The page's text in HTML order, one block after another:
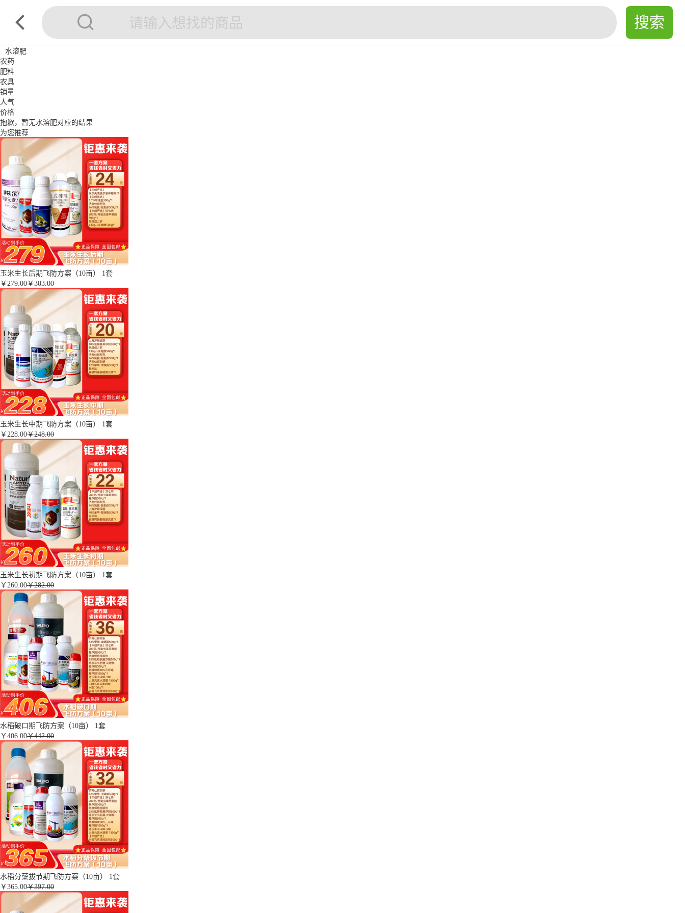
水溶肥
农药
肥料
农具
销量
人气
价格
抱歉，暂无水溶肥对应的结果
为您推荐
玉米生长后期飞防方案（10亩） 1套
￥ 279.00￥303.00
玉米生长中期飞防方案（10亩） 1套
￥ 228.00￥248.00
玉米生长初期飞防方案（10亩） 1套
￥ 260.00￥282.00
水稻破口期飞防方案（10亩） 1套
￥ 406.00￥442.00
水稻分蘖拔节期飞防方案（10亩） 1套
￥ 365.00￥397.00